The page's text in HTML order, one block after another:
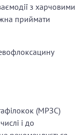
з харчовими
приймати
(МРЗС)
і до